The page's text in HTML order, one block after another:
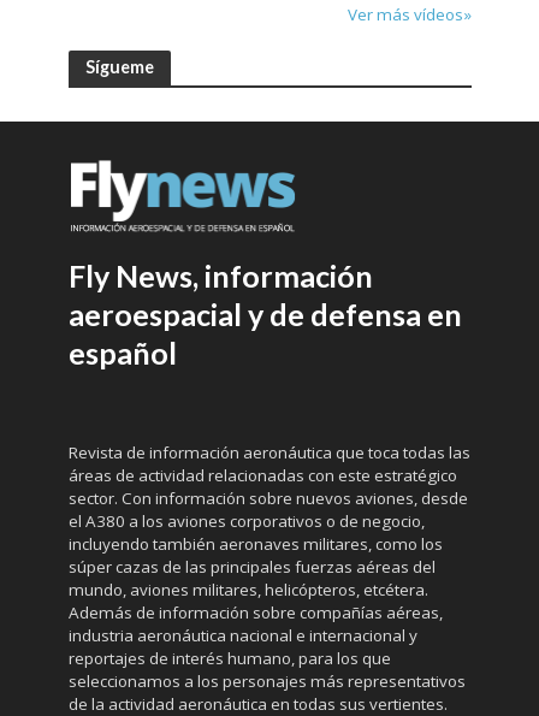
Ver más vídeos»
Sígueme
Fly News, información
aeroespacial y de defensa en
español
Revista de información aeronáutica que toca todas las
áreas de actividad relacionadas con este estratégico
sector. Con información sobre nuevos aviones, desde
el A380 a los aviones corporativos o de negocio,
incluyendo también aeronaves militares, como los
súper cazas de las principales fuerzas aéreas del
mundo, aviones militares, helicópteros, etcétera.
Además de información sobre compañías aéreas,
industria aeronáutica nacional e internacional y
reportajes de interés humano, para los que
seleccionamos a los personajes más representativos
de la actividad aeronáutica en todas sus vertientes.